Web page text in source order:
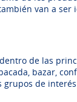
van a ser
de las
bazar,
de